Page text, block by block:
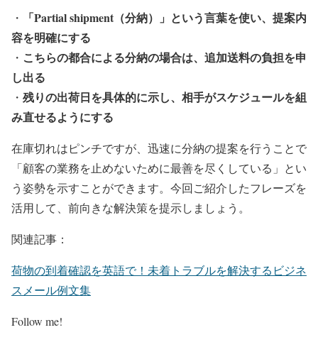
・
「Partial shipment（分納）」という言葉を使い、提案内
容を明確にする
・ こちらの都合による分納の場合は、追加送料の負担を申
し出る
・ 残りの出荷日を具体的に示し、相手がスケジュールを組
み直せるようにする
在庫切れはピンチですが、迅速に分納の提案を行うことで
「顧客の業務を止めないために最善を尽くしている」とい
う姿勢を示すことができます。今回ご紹介したフレーズを
活用して、前向きな解決策を提示しましょう。
関連記事：
荷物の到着確認を英語で！未着トラブルを解決するビジネ
スメール例文集
Follow me!